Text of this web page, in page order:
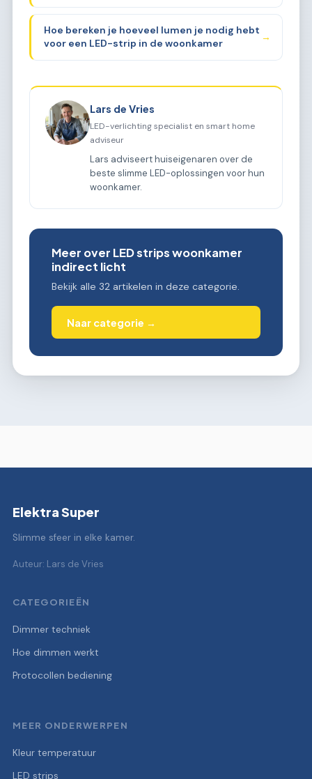
Hoe bereken je hoeveel lumen je nodig hebt
voor een LED-strip in de woonkamer
→
Lars de Vries
LED-verlichting specialist en smart home
adviseur
Lars adviseert huiseigenaren over de
beste slimme LED-oplossingen voor hun
woonkamer.
Meer over LED strips woonkamer
indirect licht
Bekijk alle 32 artikelen in deze categorie.
Naar categorie →
Elektra Super
Slimme sfeer in elke kamer.
Auteur: Lars de Vries
CATEGORIEËN
Dimmer techniek
Hoe dimmen werkt
Protocollen bediening
MEER ONDERWERPEN
Kleur temperatuur
LED strips